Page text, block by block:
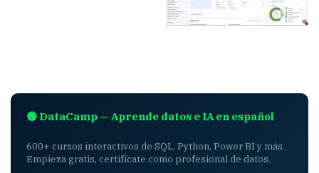
🟢 DataCamp — Aprende datos e IA en español
600+ cursos interactivos de SQL, Python, Power BI y más.
Empieza gratis, certifícate como profesional de datos.